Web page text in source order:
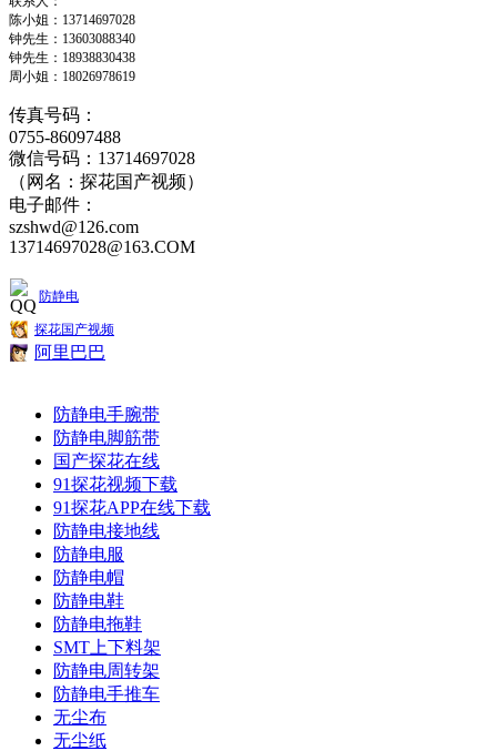
陈小姐：13714697028
钟先生：13603088340
钟先生：18938830438
周小姐：18026978619
传真号码：
0755-86097488
微信号码：13714697028
（网名：探花国产视频）
电子邮件：
szshwd@126.com
13714697028@163.COM
防静电
探花国产视频
阿里巴巴
防静电手腕带
防静电脚筋带
国产探花在线
91探花视频下载
91探花APP在线下载
防静电接地线
防静电服
防静电帽
防静电鞋
防静电拖鞋
SMT上下料架
防静电周转架
防静电手推车
无尘布
无尘纸